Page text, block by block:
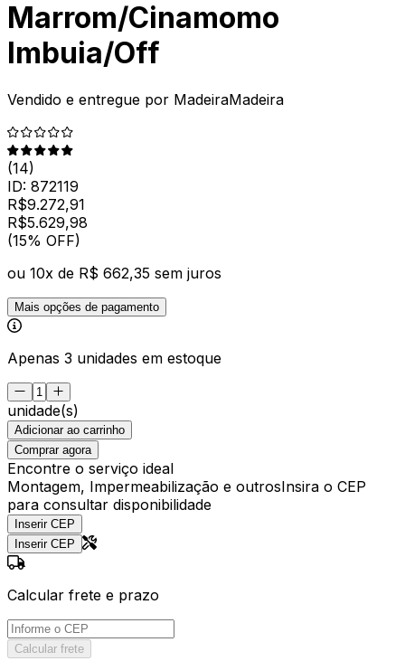
Marrom/Cinamomo
Imbuia/Off
Vendido e entregue por MadeiraMadeira
(14)
ID: 872119
R$9.272,91
R$5.629,98
(15% OFF)
ou 10x de R$ 662,35 sem juros
Mais opções de pagamento
Apenas 3 unidades em estoque
unidade(s)
Adicionar ao carrinho
Comprar agora
Encontre o serviço ideal
Montagem, Impermeabilização e outrosInsira o CEP
para consultar disponibilidade
Inserir CEP
Inserir CEP
Calcular frete e prazo
Calcular frete